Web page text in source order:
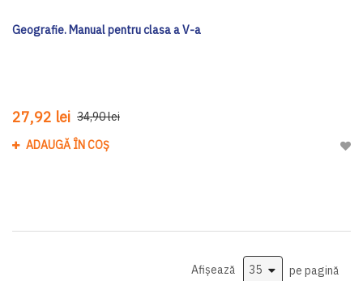
Geografie. Manual pentru clasa a V-a
27,92 lei 34,90 lei
ADAUGĂ ÎN COȘ
Afișează pe pagină